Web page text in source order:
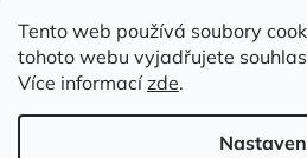
Tento web používá soubory
tohoto webu vyjadřujete
Více informacízde.
identifikován.
Vytvořil